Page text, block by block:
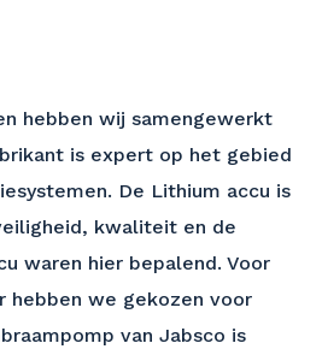
hebben wij samengewerkt
is expert op het gebied
De Lithium accu is
kwaliteit en de
waren hier bepalend. Voor
hebben we gekozen voor
van Jabsco is